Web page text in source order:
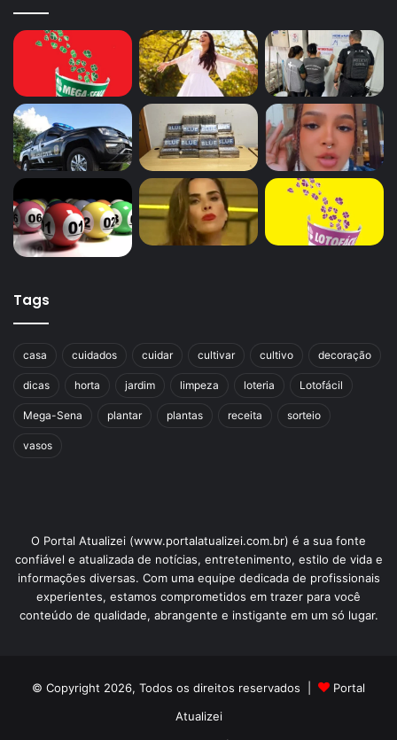
Tags
casa cuidados cuidar cultivar cultivo decoração
dicas horta jardim limpeza loteria Lotofácil
Mega-Sena plantar plantas receita sorteio
vasos
O Portal Atualizei (www.portalatualizei.com.br) é a sua fonte
confiável e atualizada de notícias, entretenimento, estilo de vida e
informações diversas. Com uma equipe dedicada de profissionais
experientes, estamos comprometidos em trazer para você
conteúdo de qualidade, abrangente e instigante em um só lugar.
© Copyright 2026, Todos os direitos reservados |
Portal
Atualizei